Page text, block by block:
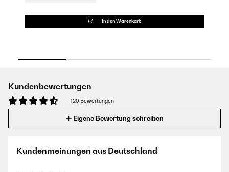
In den Warenkorb
Kundenbewertungen
120 Bewertungen
Eigene Bewertung schreiben
Kundenmeinungen aus Deutschland